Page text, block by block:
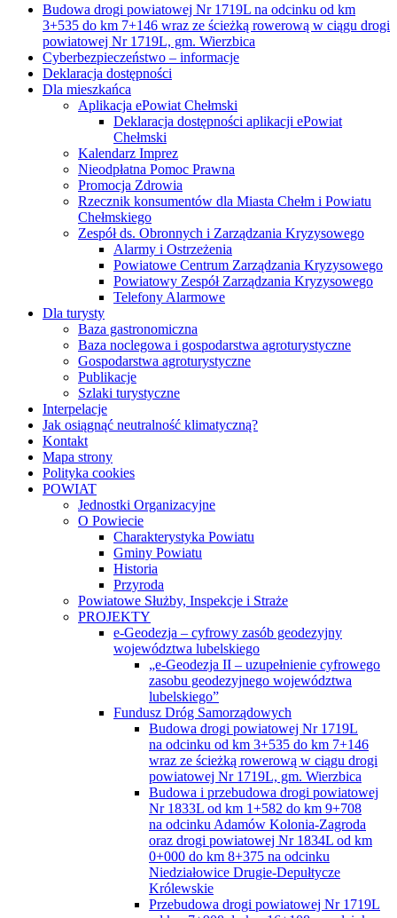
Budowa drogi powiatowej Nr 1719L na odcinku od km
3+535 do km 7+146 wraz ze ścieżką rowerową w ciągu drogi
powiatowej Nr 1719L, gm. Wierzbica
Cyberbezpieczeństwo – informacje
Deklaracja dostępności
Dla mieszkańca
Aplikacja ePowiat Chełmski
Deklaracja dostępności aplikacji ePowiat
Chełmski
Kalendarz Imprez
Nieodpłatna Pomoc Prawna
Promocja Zdrowia
Rzecznik konsumentów dla Miasta Chełm i Powiatu
Chełmskiego
Zespół ds. Obronnych i Zarządzania Kryzysowego
Alarmy i Ostrzeżenia
Powiatowe Centrum Zarządzania Kryzysowego
Powiatowy Zespół Zarządzania Kryzysowego
Telefony Alarmowe
Dla turysty
Baza gastronomiczna
Baza noclegowa i gospodarstwa agroturystyczne
Gospodarstwa agroturystyczne
Publikacje
Szlaki turystyczne
Interpelacje
Jak osiągnąć neutralność klimatyczną?
Kontakt
Mapa strony
Polityka cookies
POWIAT
Jednostki Organizacyjne
O Powiecie
Charakterystyka Powiatu
Gminy Powiatu
Historia
Przyroda
Powiatowe Służby, Inspekcje i Straże
PROJEKTY
e-Geodezja – cyfrowy zasób geodezyjny
województwa lubelskiego
„e-Geodezja II – uzupełnienie cyfrowego
zasobu geodezyjnego województwa
lubelskiego”
Fundusz Dróg Samorządowych
Budowa drogi powiatowej Nr 1719L
na odcinku od km 3+535 do km 7+146
wraz ze ścieżką rowerową w ciągu drogi
powiatowej Nr 1719L, gm. Wierzbica
Budowa i przebudowa drogi powiatowej
Nr 1833L od km 1+582 do km 9+708
na odcinku Adamów Kolonia-Zagroda
oraz drogi powiatowej Nr 1834L od km
0+000 do km 8+375 na odcinku
Niedziałowice Drugie-Depułtycze
Królewskie
Przebudowa drogi powiatowej Nr 1719L